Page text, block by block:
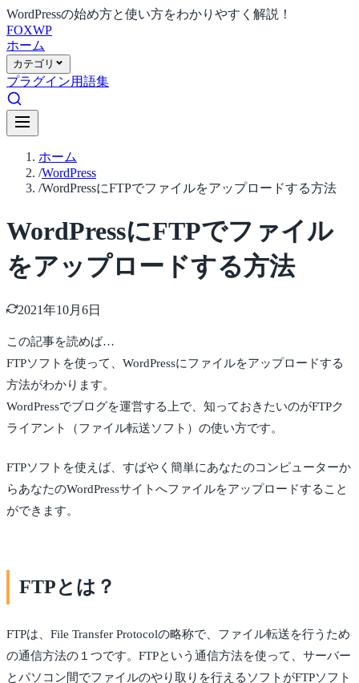
WordPressの始め方と使い方をわかりやすく解説！
FOXWP
ホーム
カテゴリ
プラグイン用語集
ホーム
/WordPress
/WordPressにFTPでファイルをアップロードする方法
WordPressにFTPでファイル
をアップロードする方法
2021年10月6日
この記事を読めば…
FTPソフトを使って、WordPressにファイルをアップロードする
方法がわかります。
WordPressでブログを運営する上で、知っておきたいのがFTPク
ライアント（ファイル転送ソフト）の使い方です。
FTPソフトを使えば、すばやく簡単にあなたのコンピューターか
らあなたのWordPressサイトへファイルをアップロードすること
ができます。
FTPとは？
FTPは、File Transfer Protocolの略称で、ファイル転送を行うため
の通信方法の１つです。FTPという通信方法を使って、サーバー
とパソコン間でファイルのやり取りを行えるソフトがFTPソフト